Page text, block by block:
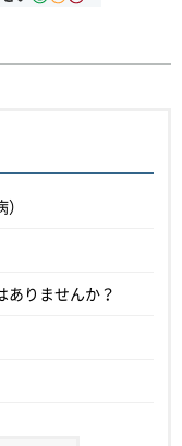
ありませんか？